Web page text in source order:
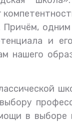
Причём,
и
нашего
в выборе